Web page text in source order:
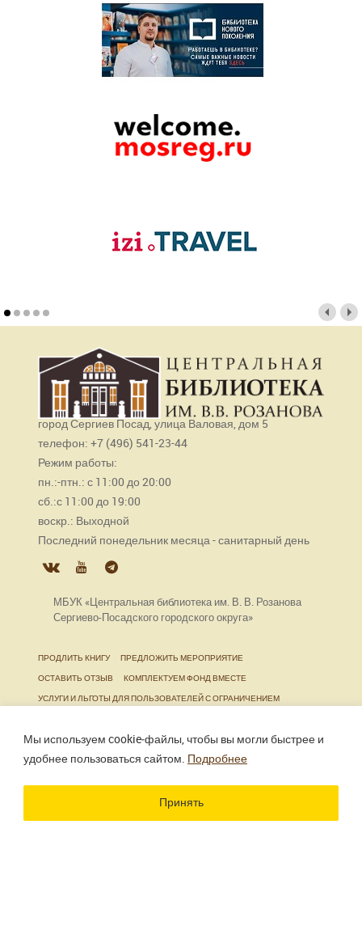
Мы используем cookie‑файлы, чтобы вы могли быстрее и
удобнее пользоваться сайтом. Подробнее
Принять
город Сергиев Посад, улица Валовая, дом 5
телефон: +7 (496) 541-23-44
Режим работы:
пн.:-птн.: с 11:00 до 20:00
сб.:с 11:00 до 19:00
воскр.: Выходной
Последний понедельник месяца - санитарный день
МБУК «Центральная библиотека им. В. В. Розанова
Сергиево-Посадского городского округа»
ПРОДЛИТЬ КНИГУ
ПРЕДЛОЖИТЬ МЕРОПРИЯТИЕ
ОСТАВИТЬ ОТЗЫВ
КОМПЛЕКТУЕМ ФОНД ВМЕСТЕ
УСЛУГИ И ЛЬГОТЫ ДЛЯ ПОЛЬЗОВАТЕЛЕЙ С ОГРАНИЧЕНИЕМ
ЖИЗНЕДЕЯТЕЛЬНОСТИ
Использование материалов сайта разрешено только
при наличии активной ссылки.